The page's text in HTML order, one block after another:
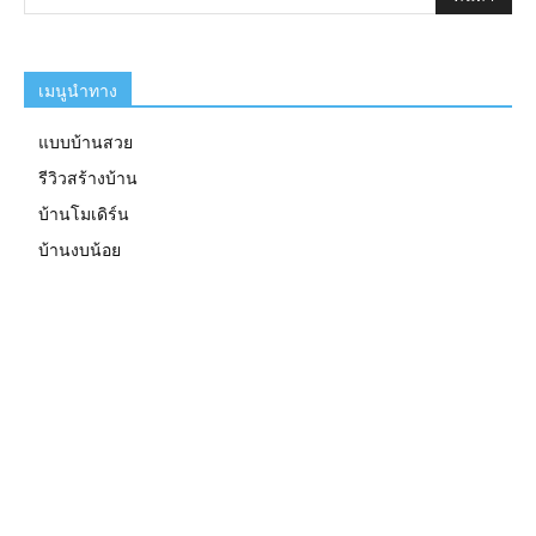
เมนูนำทาง
แบบบ้านสวย
รีวิวสร้างบ้าน
บ้านโมเดิร์น
บ้านงบน้อย